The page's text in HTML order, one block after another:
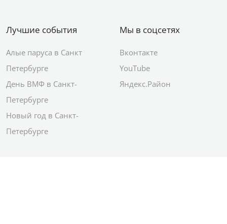
Лучшие события
Алые паруса в Санкт
Петербурге
День ВМФ в Санкт-
Петербурге
Новый год в Санкт-
Петербурге
Мы в соцсетях
Вконтакте
YouTube
Яндекс.Район